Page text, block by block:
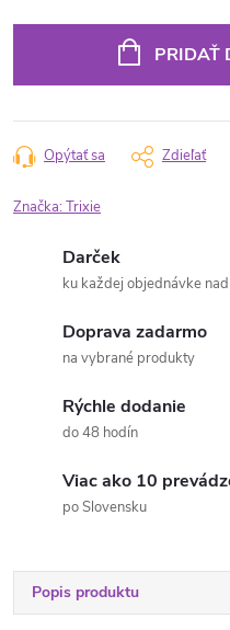
PRIDAŤ
Opýtať sa Zdieľať
Značka:Trixie
Darček
ku každej objednávke
Doprava zadarmo
na vybrané produkty
Rýchle dodanie
do 48 hodín
Viac ako 10
po Slovensku
Popis produktu